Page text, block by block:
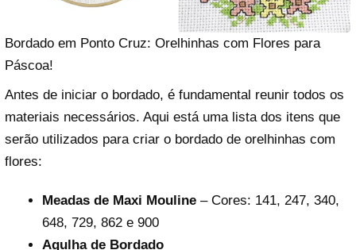
Bordado em Ponto Cruz: Orelhinhas com Flores para
Páscoa!
Antes de iniciar o bordado, é fundamental reunir todos os
materiais necessários. Aqui está uma lista dos itens que
serão utilizados para criar o bordado de orelhinhas com
flores:
Meadas de Maxi Mouline– Cores: 141, 247, 340,
648, 729, 862 e 900
Agulha de Bordado